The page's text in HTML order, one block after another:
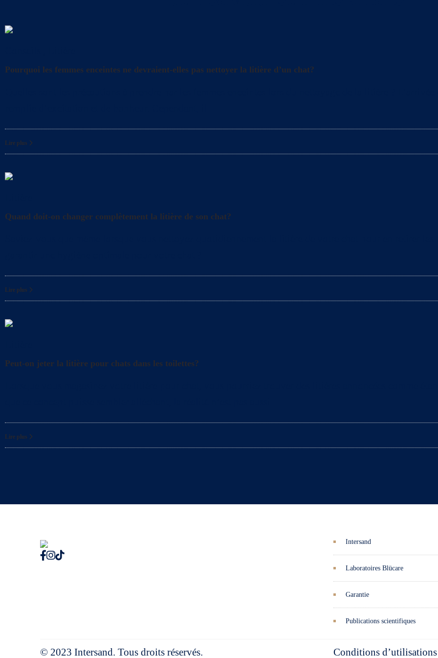
Pourquoi les femmes enceintes ne devraient-elles pas nettoyer la litière d’un chat?
Lire plus
Quand doit-on changer complètement la litière de son chat?
Lire plus
Peut-on jeter la litière pour chats dans les toilettes?
Lire plus
Intersand
Laboratoires Blücare
Garantie
Publications scientifiques
© 2023 Intersand. Tous droits réservés. Conditions d’utilisations